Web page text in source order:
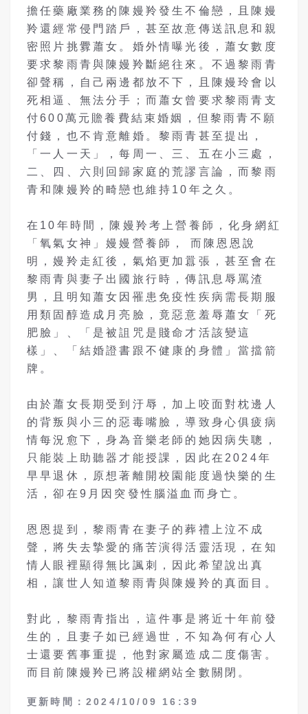
擔任藥廠業務的陳嫚羚發生不倫戀，且陳嫚
羚還經常侵門踏戶，甚至故意傳送訊息和親
密照片挑釁蕭女。婚外情曝光後，蕭女數度
要求黎雨青與陳嫚羚斷絕往來。不過黎雨青
卻聲稱，自己兩邊都放不下，且陳嫚玲會以
死相逼、無法分手；而蕭女曾要求黎雨青支
付600萬元贍養費結束婚姻，但黎雨青不願
付錢，也不肯意離婚。黎雨青甚至提出，
「一人一天」，每周一、三、五在小三處，
二、四、六則回歸家庭的荒謬言論，而黎雨
青和陳嫚羚的畸戀也維持10年之久。
在10年時間，陳嫚羚考上營養師，化身網紅
「氧氣女神」嫚嫚營養師， 而陳恩恩說
明，嫚羚走紅後，氣焰更加囂張，甚至會在
黎雨青與妻子出國旅行時，傳訊息辱罵渣
男，且明知蕭女因罹患免疫性疾病需長期服
用類固醇造成月亮臉，竟惡意羞辱蕭女「死
肥臉」、「是被詛咒是賤命才活該變這
樣」、「結婚證書跟不健康的身體」當擋箭
牌。
由於蕭女長期受到汙辱，加上咬面對枕邊人
的背叛與小三的惡毒嘴臉，導致身心俱疲病
情每況愈下，身為音樂老師的她因病失聰，
只能裝上助聽器才能授課，因此在2024年
早早退休，原想著離開校園能度過快樂的生
活，卻在9月因突發性腦溢血而身亡。
恩恩提到，黎雨青在妻子的葬禮上泣不成
聲，將失去摯愛的痛苦演得活靈活現，在知
情人眼裡顯得無比諷刺，因此希望說出真
相，讓世人知道黎雨青與陳嫚羚的真面目。
對此，黎雨青指出，這件事是將近十年前發
生的，且妻子如已經過世，不知為何有心人
士還要舊事重提，他對家屬造成二度傷害。
而目前陳嫚羚已將設權網站全數關閉。
更新時間：2024/10/09 16:39